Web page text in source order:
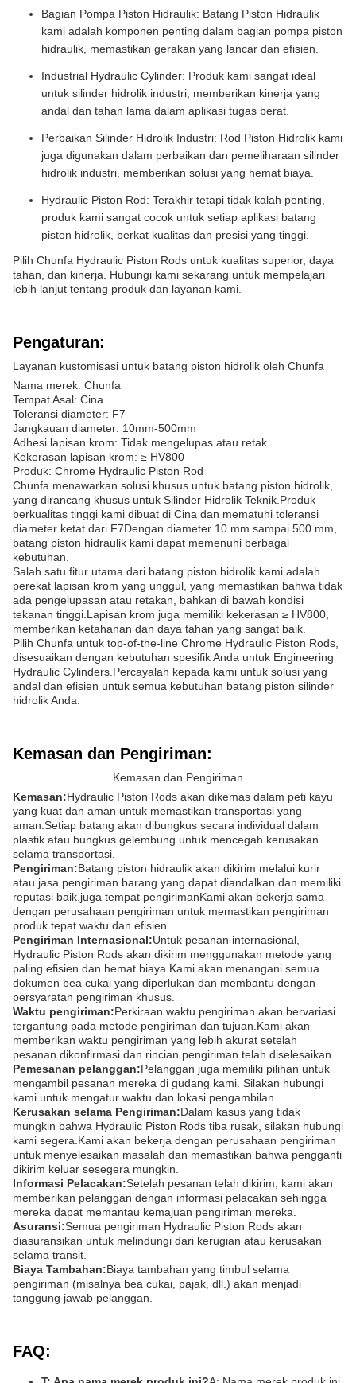
Bagian Pompa Piston Hidraulik: Batang Piston Hidraulik
kami adalah komponen penting dalam bagian pompa piston
hidraulik, memastikan gerakan yang lancar dan efisien.
Industrial Hydraulic Cylinder: Produk kami sangat ideal
untuk silinder hidrolik industri, memberikan kinerja yang
andal dan tahan lama dalam aplikasi tugas berat.
Perbaikan Silinder Hidrolik Industri: Rod Piston Hidrolik kami
juga digunakan dalam perbaikan dan pemeliharaan silinder
hidrolik industri, memberikan solusi yang hemat biaya.
Hydraulic Piston Rod: Terakhir tetapi tidak kalah penting,
produk kami sangat cocok untuk setiap aplikasi batang
piston hidrolik, berkat kualitas dan presisi yang tinggi.
Pilih Chunfa Hydraulic Piston Rods untuk kualitas superior, daya
tahan, dan kinerja. Hubungi kami sekarang untuk mempelajari
lebih lanjut tentang produk dan layanan kami.
Pengaturan:
Layanan kustomisasi untuk batang piston hidrolik oleh Chunfa
Nama merek: Chunfa
Tempat Asal: Cina
Toleransi diameter: F7
Jangkauan diameter: 10mm-500mm
Adhesi lapisan krom: Tidak mengelupas atau retak
Kekerasan lapisan krom: ≥ HV800
Produk: Chrome Hydraulic Piston Rod
Chunfa menawarkan solusi khusus untuk batang piston hidrolik,
yang dirancang khusus untuk Silinder Hidrolik Teknik.Produk
berkualitas tinggi kami dibuat di Cina dan mematuhi toleransi
diameter ketat dari F7Dengan diameter 10 mm sampai 500 mm,
batang piston hidraulik kami dapat memenuhi berbagai
kebutuhan.
Salah satu fitur utama dari batang piston hidrolik kami adalah
perekat lapisan krom yang unggul, yang memastikan bahwa tidak
ada pengelupasan atau retakan, bahkan di bawah kondisi
tekanan tinggi.Lapisan krom juga memiliki kekerasan ≥ HV800,
memberikan ketahanan dan daya tahan yang sangat baik.
Pilih Chunfa untuk top-of-the-line Chrome Hydraulic Piston Rods,
disesuaikan dengan kebutuhan spesifik Anda untuk Engineering
Hydraulic Cylinders.Percayalah kepada kami untuk solusi yang
andal dan efisien untuk semua kebutuhan batang piston silinder
hidrolik Anda.
Kemasan dan Pengiriman:
Kemasan dan Pengiriman
Kemasan:Hydraulic Piston Rods akan dikemas dalam peti kayu
yang kuat dan aman untuk memastikan transportasi yang
aman.Setiap batang akan dibungkus secara individual dalam
plastik atau bungkus gelembung untuk mencegah kerusakan
selama transportasi.
Pengiriman:Batang piston hidraulik akan dikirim melalui kurir
atau jasa pengiriman barang yang dapat diandalkan dan memiliki
reputasi baik.juga tempat pengirimanKami akan bekerja sama
dengan perusahaan pengiriman untuk memastikan pengiriman
produk tepat waktu dan efisien.
Pengiriman Internasional:Untuk pesanan internasional,
Hydraulic Piston Rods akan dikirim menggunakan metode yang
paling efisien dan hemat biaya.Kami akan menangani semua
dokumen bea cukai yang diperlukan dan membantu dengan
persyaratan pengiriman khusus.
Waktu pengiriman:Perkiraan waktu pengiriman akan bervariasi
tergantung pada metode pengiriman dan tujuan.Kami akan
memberikan waktu pengiriman yang lebih akurat setelah
pesanan dikonfirmasi dan rincian pengiriman telah diselesaikan.
Pemesanan pelanggan:Pelanggan juga memiliki pilihan untuk
mengambil pesanan mereka di gudang kami. Silakan hubungi
kami untuk mengatur waktu dan lokasi pengambilan.
Kerusakan selama Pengiriman:Dalam kasus yang tidak
mungkin bahwa Hydraulic Piston Rods tiba rusak, silakan hubungi
kami segera.Kami akan bekerja dengan perusahaan pengiriman
untuk menyelesaikan masalah dan memastikan bahwa pengganti
dikirim keluar sesegera mungkin.
Informasi Pelacakan:Setelah pesanan telah dikirim, kami akan
memberikan pelanggan dengan informasi pelacakan sehingga
mereka dapat memantau kemajuan pengiriman mereka.
Asuransi:Semua pengiriman Hydraulic Piston Rods akan
diasuransikan untuk melindungi dari kerugian atau kerusakan
selama transit.
Biaya Tambahan:Biaya tambahan yang timbul selama
pengiriman (misalnya bea cukai, pajak, dll.) akan menjadi
tanggung jawab pelanggan.
FAQ: